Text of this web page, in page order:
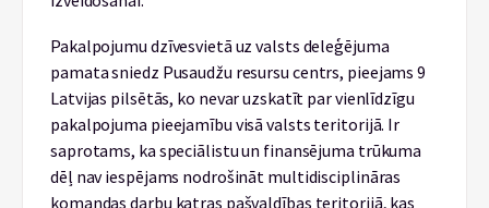
Pakalpojumu dzīvesvietā uz valsts deleģējuma
pamata sniedz Pusaudžu resursu centrs, pieejams 9
Latvijas pilsētās, ko nevar uzskatīt par vienlīdzīgu
pakalpojuma pieejamību visā valsts teritorijā. Ir
saprotams, ka speciālistu un finansējuma trūkuma
dēļ nav iespējams nodrošināt multidisciplināras
komandas darbu katras pašvaldības teritorijā, kas